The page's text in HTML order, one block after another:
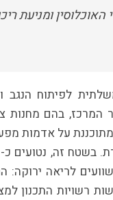
ומניעת
לפיתוח הנגב
בהם מחנות
הבנייה המתוכננת על
לריאה ירוקה:
רשויות התכנון